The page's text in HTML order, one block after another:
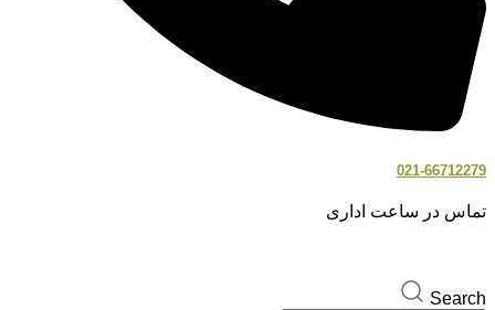
021-66712279
تماس در ساعت اداری
Search